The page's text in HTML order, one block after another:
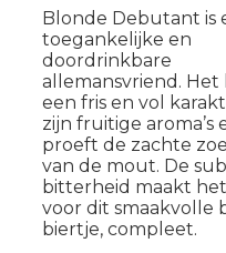
Blonde Debutant is
toegankelijke en
doordrinkbare
allemansvriend. Het
een fris en vol
zijn fruitige aroma’s
proeft de zachte
van de mout. De
bitterheid maakt
voor dit smaakvolle
biertje, compleet.